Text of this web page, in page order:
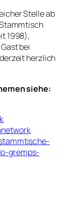
Stelle ab
1998),
bei
herzlich
siehe:
gremps-